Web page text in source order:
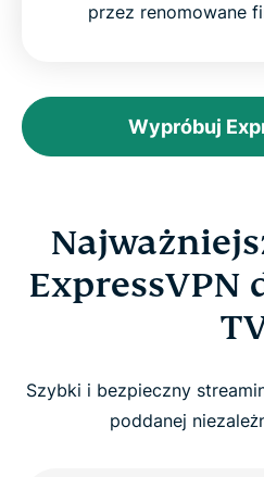
przez renomowane
Wypróbuj
ExpressVPN
Szybki i bezpieczny
poddanej